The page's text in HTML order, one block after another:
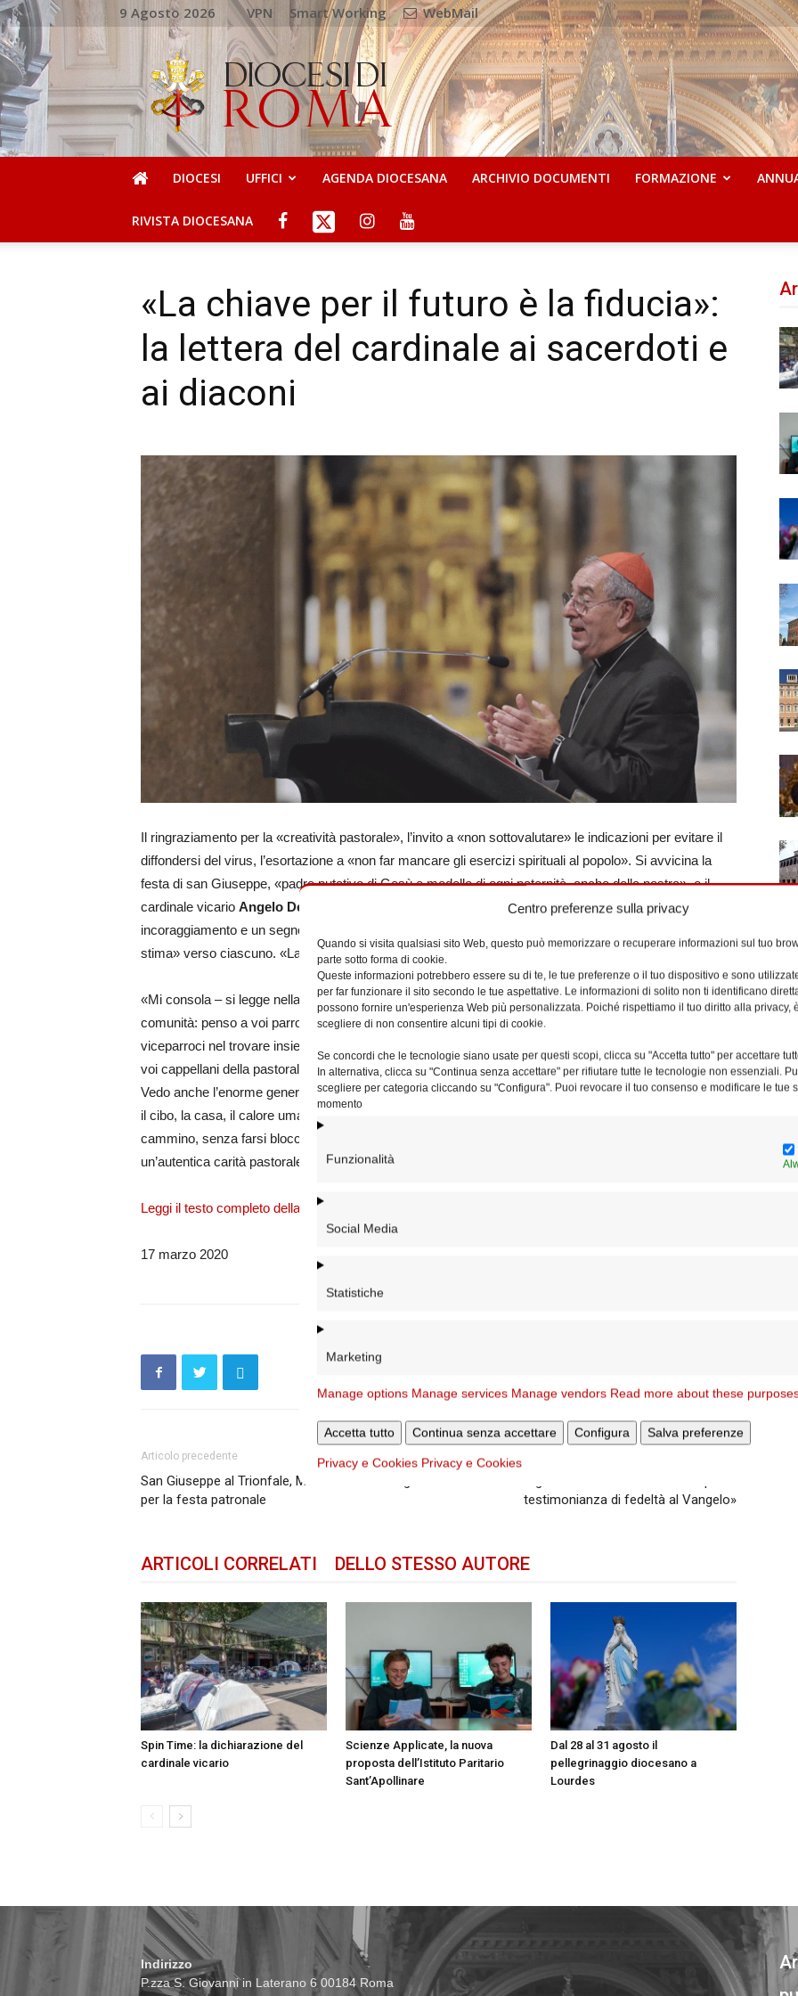
Centro preferenze sulla privacy
Quando si visita qualsiasi sito Web, questo può memorizzare o recuperare informazioni sul tuo
parte sotto forma di cookie.
Queste informazioni potrebbero essere su di te, le tue preferenze o il tuo dispositivo e sono
per far funzionare il sito secondo le tue aspettative. Le informazioni di solito non ti identificano
possono fornire un'esperienza Web più personalizzata. Poiché rispettiamo il tuo diritto alla privacy,
scegliere di non consentire alcuni tipi di cookie.
Se concordi che le tecnologie siano usate per questi scopi, clicca su "Accetta tutto" per accettare
In alternativa, clicca su "Continua senza accettare" per rifiutare tutte le tecnologie non essenziali.
scegliere per categoria cliccando su "Configura". Puoi revocare il tuo consenso e modificare le tue
momento
Funzionalità
Social Media
Statistiche
Marketing
Manage options Manage services Manage vendors Read more about these
Accetta tutto Continua senza accettare Configura Salva preferenze
Privacy e Cookies Privacy e Cookies
9 Agosto 2026 VPN Smart Working WebMail
DIOCESI
DI
ROMA
DIOCESI UFFICI AGENDA DIOCESANA ARCHIVIO DOCUMENTI FORMAZIONE
RIVISTA DIOCESANA
«La chiave per il futuro è la fiducia»:
la lettera del cardinale ai sacerdoti e
ai diaconi
Il ringraziamento per la «creatività pastorale», l’invito a «non sottovalutare» le indicazioni per evitare il
diffondersi del virus, l’esortazione a «non far mancare gli esercizi spirituali al popolo». Si avvicina la
festa di san Giuseppe, «padre putativo di Gesù e modello di ogni paternità, anche della nostra», e il
cardinale vicarioAngelo De Donatis
scrive ai sacerdoti e ai diaconi della diocesi di Roma. Un
incoraggiamento e un segno di vicinanza e affetto in un momento tanto difficile, esprimendo «affetto e
stima» verso ciascuno. «La chiave per leggere il nostro futuro – afferma il vicario – è la parola fiducia».
«Mi consola – si legge nella lettera – osservare quanta dedizione avete verso i fedeli delle vostre
comunità: penso a voi parroci vicini agli anziani, agli ammalati e ai poveri, penso all’inventiva di voi
viceparroci nel trovare insieme ai catechisti i modi più diversi per contattare i ragazzi, ma soprattutto a
voi cappellani della pastorale sanitaria, che siete a rischio di contagio, ai voi cappellani delle carceri.
Vedo anche l’enorme generosità di tanti laici, soprattutto dei volontari che non fanno mancare ai poveri
il cibo, la casa, il calore umano. Nelle condizioni attuali, la Chiesa di Roma continua con coraggio il suo
cammino, senza farsi bloccare ma lasciandosi purificare e attivando quella creatività che è segno di
un’autentica carità pastorale».
Leggi il testo completo della lettera
17 marzo 2020
Articolo precedente
San Giuseppe al Trionfale, Messe in streaming
per la festa patronale
testimonianza di fedeltà al Vangelo»
ARTICOLI CORRELATI DELLO STESSO AUTORE
Spin Time: la dichiarazione del
cardinale vicario
Scienze Applicate, la nuova
proposta dell’Istituto Paritario
Sant’Apollinare
Dal 28 al 31 agosto il
pellegrinaggio diocesano a
Lourdes
Indirizzo
P.zza S. Giovanni in Laterano 6 00184 Roma